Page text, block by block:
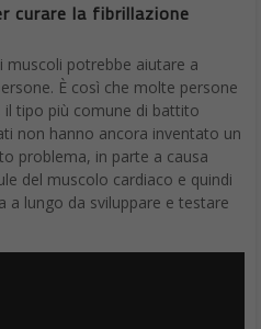
curare la fibrillazione
muscoli potrebbe aiutare a
È così che molte persone
tipo più comune di battito
non hanno ancora inventato un
problema, in parte a causa
del muscolo cardiaco e quindi
a lungo da sviluppare e testare